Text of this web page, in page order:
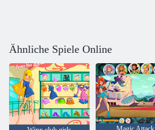
Ähnliche Spiele Online